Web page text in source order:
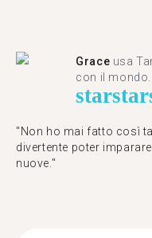
Grace usa
con il mondo.
starstar
"Non ho mai fatto così
divertente poter
nuove."